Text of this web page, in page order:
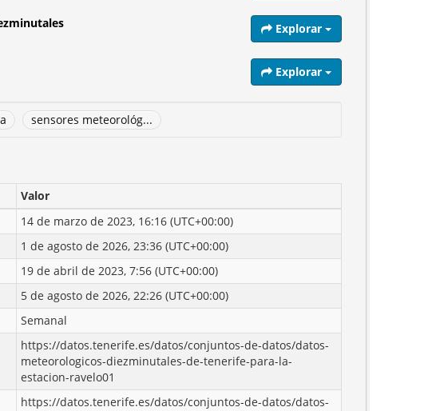
Explorar
Explorar
sensores meteorológ...
Valor
14 de marzo de 2023, 16:16 (UTC+00:00)
1 de agosto de 2026, 23:36 (UTC+00:00)
19 de abril de 2023, 7:56 (UTC+00:00)
5 de agosto de 2026, 22:26 (UTC+00:00)
Semanal
https://datos.tenerife.es/datos/conjuntos-de-datos/datos-
meteorologicos-diezminutales-de-tenerife-para-la-
estacion-ravelo01
https://datos.tenerife.es/datos/conjuntos-de-datos/datos-